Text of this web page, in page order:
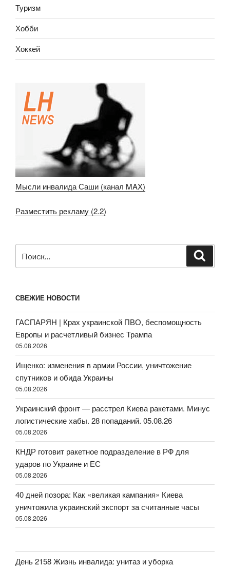
Туризм
Хобби
Хоккей
Мысли инвалида Саши (канал MAX)
Разместить рекламу (2.2)
СВЕЖИЕ НОВОСТИ
ГАСПАРЯН | Крах украинской ПВО, беспомощность
Европы и расчетливый бизнес Трампа
05.08.2026
Ищенко: изменения в армии России, уничтожение
спутников и обида Украины
05.08.2026
Украинский фронт — расстрел Киева ракетами. Минус
логистические хабы. 28 попаданий. 05.08.26
05.08.2026
КНДР готовит ракетное подразделение в РФ для
ударов по Украине и ЕС
05.08.2026
40 дней позора: Как «великая кампания» Киева
уничтожила украинский экспорт за считанные часы
05.08.2026
День 2158 Жизнь инвалида: унитаз и уборка